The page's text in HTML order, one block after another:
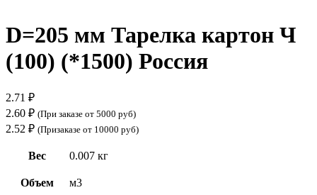
D=205 мм Тарелка картон Ч
(100) (*1500) Россия
2.71 ₽
2.60 ₽ (При заказе от 5000 руб)
2.52 ₽ (Призаказе от 10000 руб)
Вес 0.007 кг
Объем м3